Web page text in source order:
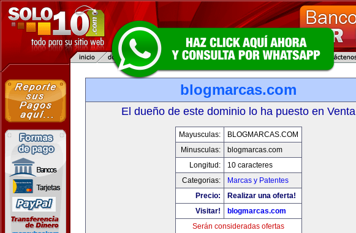
blogmarcas.com
El dueño de este dominio lo ha puesto en Venta
Mayusculas:
BLOGMARCAS.COM
Minusculas:
blogmarcas.com
Longitud:
10 caracteres
Categorias:
Marcas y Patentes
Precio:
Realizar una oferta!
Visitar!
blogmarcas.com
Serán consideradas ofertas